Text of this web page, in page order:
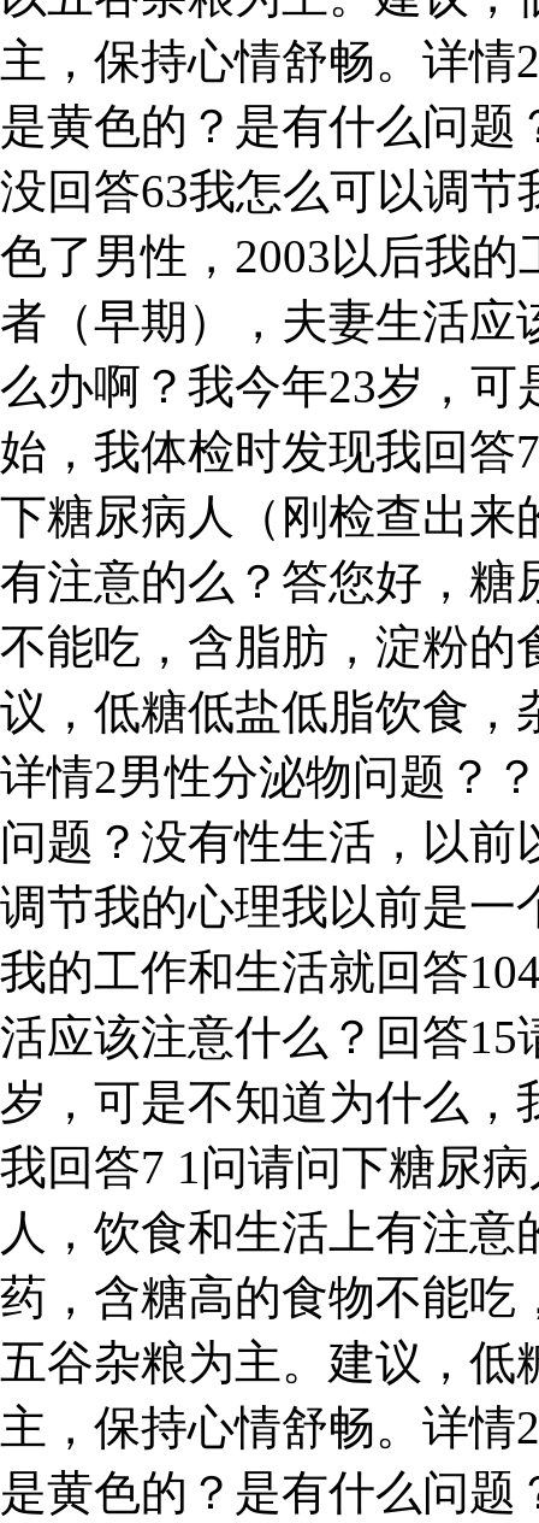
主，保持心情舒畅。详
是黄色的？是有什么问
没回答63我怎么可以调
色了男性，2003以后我
者（早期），夫妻生活应
么办啊？我今年23岁，
始，我体检时发现我回答
下糖尿病人（刚检查出来
有注意的么？答您好，糖
不能吃，含脂肪，淀粉的
议，低糖低盐低脂饮食，
详情2男性分泌物问题？
问题？没有性生活，以前
调节我的心理我以前是一
我的工作和生活就回答
活应该注意什么？回答
岁，可是不知道为什么，
我回答7 1问请问下糖尿
人，饮食和生活上有注
药，含糖高的食物不能吃
五谷杂粮为主。建议，
主，保持心情舒畅。详
是黄色的？是有什么问